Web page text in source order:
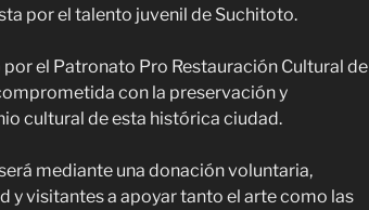
por el talento juvenil de Suchitoto.
el Patronato Pro Restauración Cultural de
con la preservación y
cultural de esta histórica ciudad.
mediante una donación voluntaria,
y visitantes a apoyar tanto el arte como las